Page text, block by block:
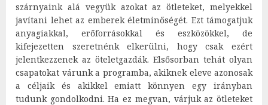
szárnyaink alá vegyük azokat az ötleteket, melyekkel
javítani lehet az emberek életminőségét. Ezt támogatjuk
anyagiakkal, erőforrásokkal és eszközökkel, de
kifejezetten szeretnénk elkerülni, hogy csak ezért
jelentkezzenek az öteletgazdák. Elsősorban tehát olyan
csapatokat várunk a programba, akiknek eleve azonosak
a céljaik és akikkel emiatt könnyen egy irányban
tudunk gondolkodni. Ha ez megvan, várjuk az ötleteket